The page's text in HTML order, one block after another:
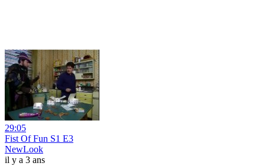
29:05
Fist Of Fun S1 E3
NewLook
il y a 3 ans